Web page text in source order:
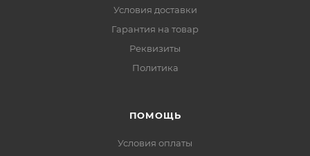
Условия доставки
Гарантия на товар
Реквизиты
Политика
ПОМОЩЬ
Условия оплаты